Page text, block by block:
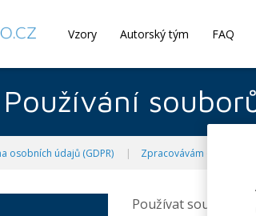
Vzory Autorský tým FAQ
Používání
osobních údajů (GDPR) Zpracovávám osobní
Používat soubory